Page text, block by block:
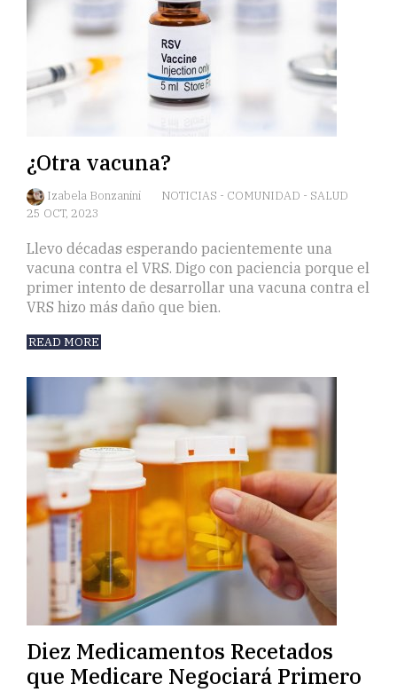
¿Otra vacuna?
Izabela Bonzanini NOTICIAS - COMUNIDAD - SALUD
25 OCT, 2023
Llevo décadas esperando pacientemente una
vacuna contra el VRS. Digo con paciencia porque el
primer intento de desarrollar una vacuna contra el
VRS hizo más daño que bien.
READ MORE
Diez Medicamentos Recetados
que Medicare Negociará Primero